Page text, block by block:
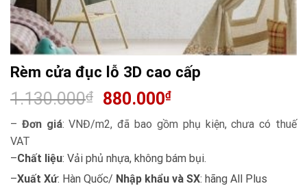
Rèm cửa đục lỗ 3D cao cấp
1.130.000₫ 880.000₫
– Đơn giá: VNĐ/m2, đã bao gồm phụ kiện, chưa có thuế
VAT
–Chất liệu: Vải phủ nhựa, không bám bụi.
–Xuất Xứ: Hàn Quốc/ Nhập khẩu và SX: hãng All Plus